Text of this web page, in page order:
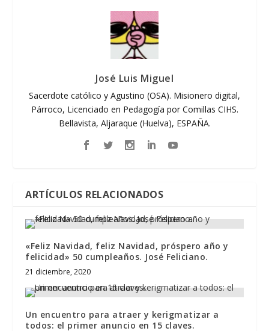
José Luis Miguel
Sacerdote católico y Agustino (OSA). Misionero digital,
Párroco, Licenciado en Pedagogía por Comillas CIHS.
Bellavista, Aljaraque (Huelva), ESPAÑA.
ARTÍCULOS RELACIONADOS
«Feliz Navidad, feliz Navidad, próspero año y
felicidad» 50 cumpleaños. José Feliciano.
21 diciembre, 2020
Un encuentro para atraer y kerigmatizar a
todos: el primer anuncio en 15 claves.